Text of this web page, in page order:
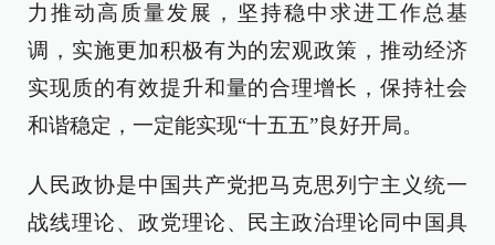
力推动高质量发展，坚持稳中求进工作总基
调，实施更加积极有为的宏观政策，推动经济
实现质的有效提升和量的合理增长，保持社会
和谐稳定，一定能实现“十五五”良好开局。
人民政协是中国共产党把马克思列宁主义统一
战线理论、政党理论、民主政治理论同中国具